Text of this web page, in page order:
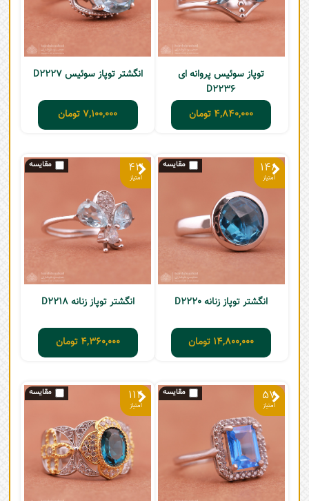
توپاز سوئیس پروانه ای
D2236
4,840,000 تومان
انگشتر توپاز سوئیس D2227
7,100,000 تومان
148
انگشتر توپاز زنانه D2220
14,800,000 تومان
43
انگشتر توپاز زنانه D2218
4,360,000 تومان
57
114